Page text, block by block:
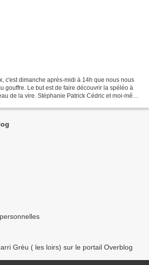
c'est dimanche après-midi à 14h que nous nous
gouffre. Le but est de faire découvrir la spéléo à
de la vire. Stéphanie Patrick Cédric et moi-même
Grèu ( les loirs) sur le portail Overblog